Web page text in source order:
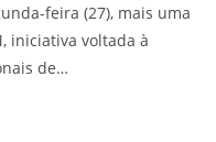
feira (27), mais uma
iniciativa voltada à
de…